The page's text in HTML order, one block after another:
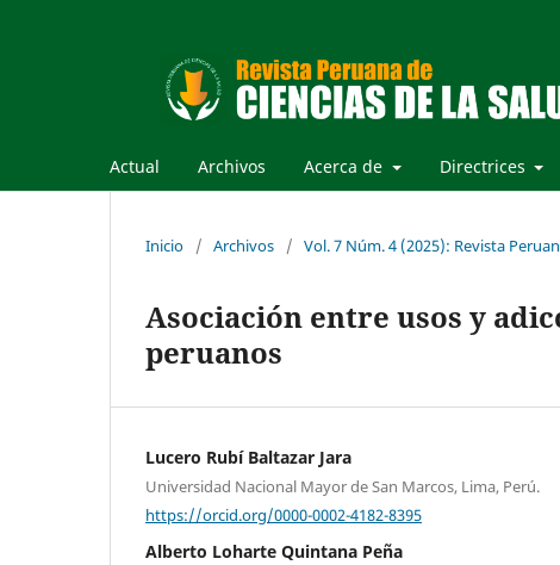
Actual Archivos Acerca de Directrices
Inicio / Archivos / Vol. 7 Núm. 4 (2025): Revista
Asociación entre usos y
peruanos
Lucero Rubí Baltazar Jara
Universidad Nacional Mayor de San Marcos, Lima, Perú.
https://orcid.org/0000-0002-4182-8395
Alberto Loharte Quintana Peña